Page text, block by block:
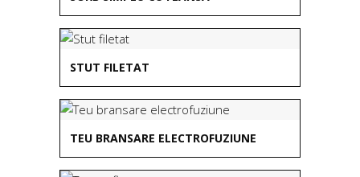
STUT FILETAT
TEU BRANSARE ELECTROFUZIUNE